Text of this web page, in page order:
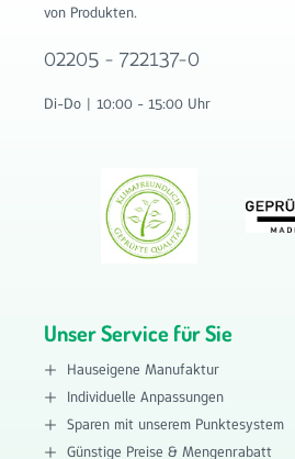
von Produkten.
02205 - 722137-0
Di-Do | 10:00 - 15:00 Uhr
Unser Service für Sie
Hauseigene Manufaktur
Individuelle Anpassungen
Sparen mit unserem Punktesystem
Günstige Preise & Mengenrabatt